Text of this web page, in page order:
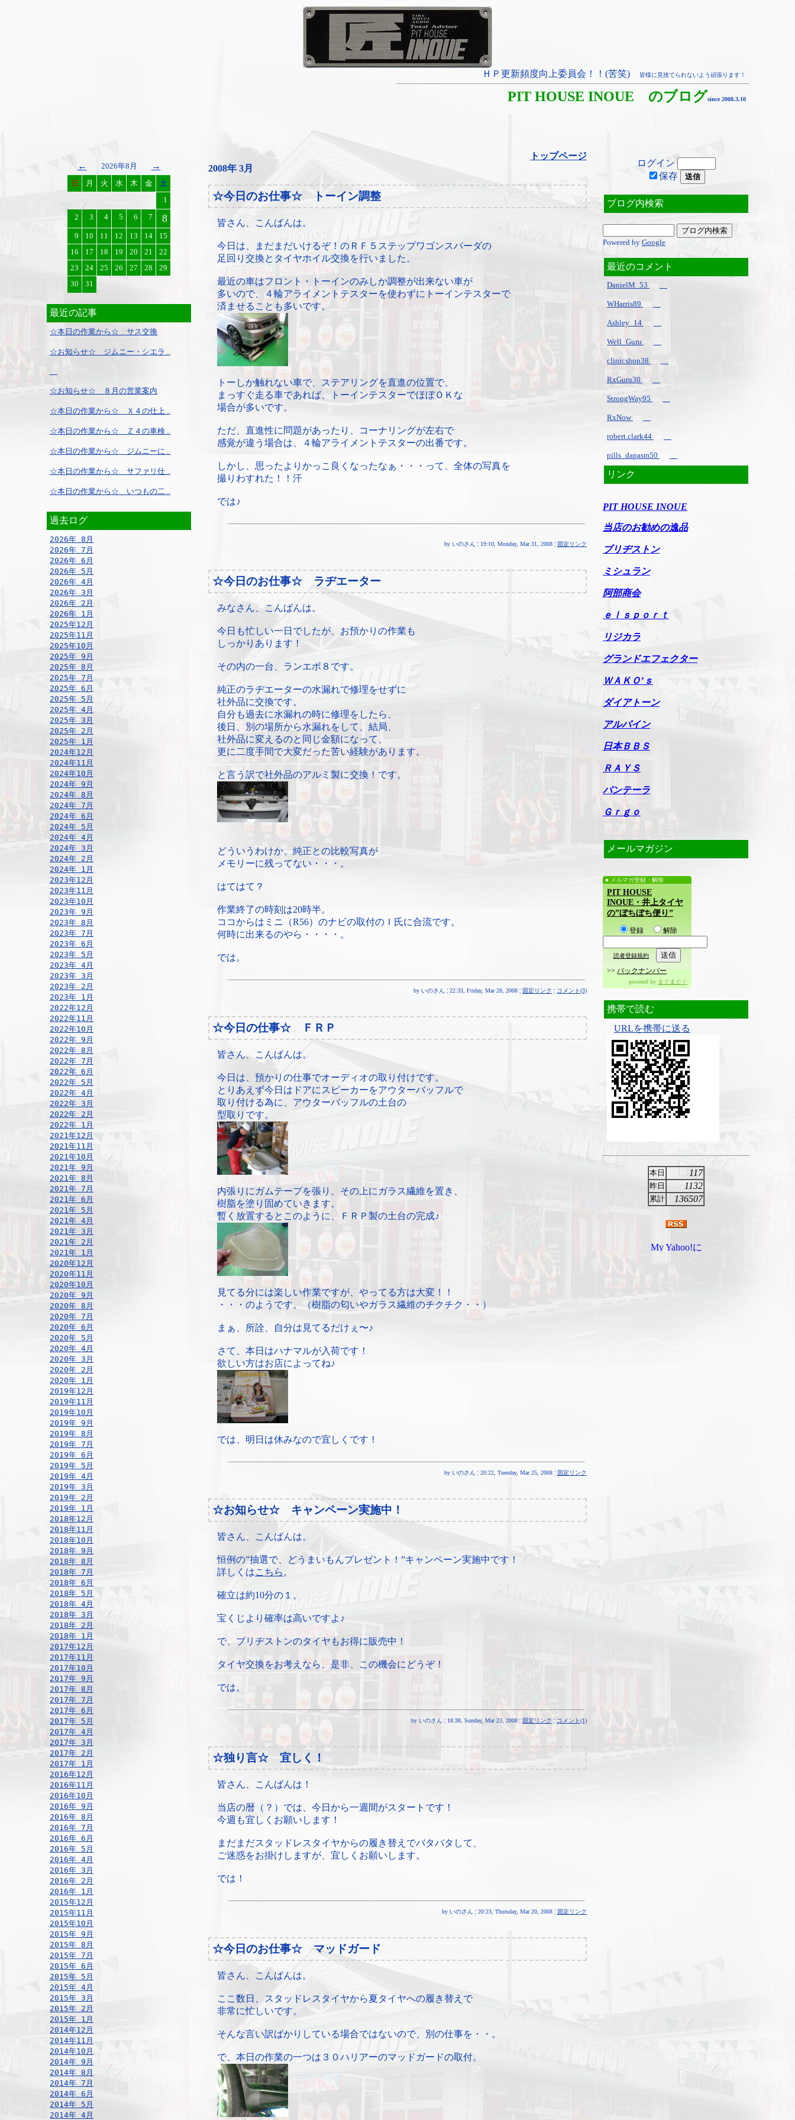
ＨＰ更新頻度向上委員会！！(苦笑) 皆様に見捨てられないよう頑張ります！
PIT HOUSE INOUE のブログsince 2008.3.10
← 2026年8月 →
日 月 火 水 木 金
土
1
2
3 4 5 6 7 8
9 10 11 12 13 14
15
16
17 18 19 20 21
22
23
24 25 26 27 28
29
30
31
最近の記事
☆本日の作業から☆ サス交換
☆お知らせ☆ ジムニー・シエラ ..
☆お知らせ☆ ８月の営業案内
☆本日の作業から☆ Ｘ４の仕上 ..
☆本日の作業から☆ Ｚ４の車検 ..
☆本日の作業から☆ ジムニーに ..
☆本日の作業から☆ サファリ仕 ..
☆本日の作業から☆ いつもの二 ..
過去ログ
2026年 8月
2026年 7月
2026年 6月
2026年 5月
2026年 4月
2026年 3月
2026年 2月
2026年 1月
2025年12月
2025年11月
2025年10月
2025年 9月
2025年 8月
2025年 7月
2025年 6月
2025年 5月
2025年 4月
2025年 3月
2025年 2月
2025年 1月
2024年12月
2024年11月
2024年10月
2024年 9月
2024年 8月
2024年 7月
2024年 6月
2024年 5月
2024年 4月
2024年 3月
2024年 2月
2024年 1月
2023年12月
2023年11月
2023年10月
2023年 9月
2023年 8月
2023年 7月
2023年 6月
2023年 5月
2023年 4月
2023年 3月
2023年 2月
2023年 1月
2022年12月
2022年11月
2022年10月
2022年 9月
2022年 8月
2022年 7月
2022年 6月
2022年 5月
2022年 4月
2022年 3月
2022年 2月
2022年 1月
2021年12月
2021年11月
2021年10月
2021年 9月
2021年 8月
2021年 7月
2021年 6月
2021年 5月
2021年 4月
2021年 3月
2021年 2月
2021年 1月
2020年12月
2020年11月
2020年10月
2020年 9月
2020年 8月
2020年 7月
2020年 6月
2020年 5月
2020年 4月
2020年 3月
2020年 2月
2020年 1月
2019年12月
2019年11月
2019年10月
2019年 9月
2019年 8月
2019年 7月
2019年 6月
2019年 5月
2019年 4月
2019年 3月
2019年 2月
2019年 1月
2018年12月
2018年11月
2018年10月
2018年 9月
2018年 8月
2018年 7月
2018年 6月
2018年 5月
2018年 4月
2018年 3月
2018年 2月
2018年 1月
2017年12月
2017年11月
2017年10月
2017年 9月
2017年 8月
2017年 7月
2017年 6月
2017年 5月
2017年 4月
2017年 3月
2017年 2月
2017年 1月
2016年12月
2016年11月
2016年10月
2016年 9月
2016年 8月
2016年 7月
2016年 6月
2016年 5月
2016年 4月
2016年 3月
2016年 2月
2016年 1月
2015年12月
2015年11月
2015年10月
2015年 9月
2015年 8月
2015年 7月
2015年 6月
2015年 5月
2015年 4月
2015年 3月
2015年 2月
2015年 1月
2014年12月
2014年11月
2014年10月
2014年 9月
2014年 8月
2014年 7月
2014年 6月
2014年 5月
2014年 4月
トップページ
2008年 3月
☆今日のお仕事☆ トーイン調整
皆さん、こんばんは。
今日は、まだまだいけるぞ！のＲＦ５ステップワゴンスパーダの
足回り交換とタイヤホイル交換を行いました。
最近の車はフロント・トーインのみしか調整が出来ない車が
多いので、４輪アライメントテスターを使わずにトーインテスターで
済ませることも多いです。
トーしか触れない車で、ステアリングを直進の位置で、
まっすぐ走る車であれば、トーインテスターでほぼＯＫな
場合が多いです。
ただ、直進性に問題があったり、コーナリングが左右で
感覚が違う場合は、４輪アライメントテスターの出番です。
しかし、思ったよりかっこ良くなったなぁ・・・って、全体の写真を
撮りわすれた！！汗
では♪
by いのさん ¦ 19:10, Monday, Mar 31, 2008 ¦ 固定リンク
☆今日のお仕事☆ ラヂエーター
みなさん、こんばんは。
今日も忙しい一日でしたが、お預かりの作業も
しっかりあります！
その内の一台、ランエボ８です。
純正のラヂエーターの水漏れで修理をせずに
社外品に交換です。
自分も過去に水漏れの時に修理をしたら、
後日、別の場所から水漏れをして、結局、
社外品に変えるのと同じ金額になって、
更に二度手間で大変だった苦い経験があります。
と言う訳で社外品のアルミ製に交換！です。
どういうわけか、純正との比較写真が
メモリーに残ってない・・・。
はてはて？
作業終了の時刻は20時半。
ココからはミニ（R56）のナビの取付のＩ氏に合流です。
何時に出来るのやら・・・・。
では。
by いのさん ¦ 22:33, Friday, Mar 28, 2008 ¦ 固定リンク ¦ コメント(3)
☆今日の仕事☆ ＦＲＰ
皆さん、こんばんは。
今日は、預かりの仕事でオーディオの取り付けです。
とりあえず今日はドアにスピーカーをアウターバッフルで
取り付ける為に、アウターバッフルの土台の
型取りです。
内張りにガムテープを張り、その上にガラス繊維を置き、
樹脂を塗り固めていきます。
暫く放置するとこのように、ＦＲＰ製の土台の完成♪
見てる分には楽しい作業ですが、やってる方は大変！！
・・・のようです。（樹脂の匂いやガラス繊維のチクチク・・）
まぁ、所詮、自分は見てるだけぇ〜♪
さて、本日はハナマルが入荷です！
欲しい方はお店によってね♪
では、明日は休みなので宜しくです！
by いのさん ¦ 20:22, Tuesday, Mar 25, 2008 ¦ 固定リンク
☆お知らせ☆ キャンペーン実施中！
皆さん、こんばんは。
恒例の”抽選で、どうまいもんプレゼント！”キャンペーン実施中です！
詳しくはこちら 。
確立は約10分の１。
宝くじより確率は高いですよ♪
で、ブリヂストンのタイヤもお得に販売中！
タイヤ交換をお考えなら、是非、この機会にどうぞ！
では。
by いのさん ¦ 18:38, Sunday, Mar 23, 2008 ¦ 固定リンク ¦ コメント(1)
☆独り言☆ 宜しく！
皆さん、こんばんは！
当店の暦（？）では、今日から一週間がスタートです！
今週も宜しくお願いします！
まだまだスタッドレスタイヤからの履き替えでバタバタして、
ご迷惑をお掛けしますが、宜しくお願いします。
では！
by いのさん ¦ 20:23, Thursday, Mar 20, 2008 ¦ 固定リンク
☆今日のお仕事☆ マッドガード
皆さん、こんばんは。
ここ数日、スタッドレスタイヤから夏タイヤへの履き替えで
非常に忙しいです。
そんな言い訳ばかりしている場合ではないので、別の仕事を・・。
で、本日の作業の一つは３０ハリアーのマッドガードの取付。
ログイン
保存
ブログ内検索
Powered by Google
最近のコメント
DanielM_53 on
WHarris89 on
Ashley_14 on
Well_Guru on
clinicshop38 on
RxGuru30 on
StrongWay95 on
RxNow
robert.clark44
pills_dapasm50
リンク
PIT HOUSE INOUE
当店のお勧めの逸品
ブリヂストン
ミシュラン
阿部商会
ｅｌｓｐｏｒｔ
リジカラ
グランドエフェクター
ＷＡＫＯ’ｓ
ダイアトーン
アルパイン
日本ＢＢＳ
ＲＡＹＳ
パンテーラ
Ｇｒｇｏ
メールマガジン
メルマガ登録・解除
PIT HOUSE
INOUE・井上タイヤ
の”ぼちぼち便り”
登録 解除
読者登録規約
>> バックナンバー
powered by まぐまぐ！
携帯で読む
URLを携帯に送る
本日 117
昨日 1132
累計 136507